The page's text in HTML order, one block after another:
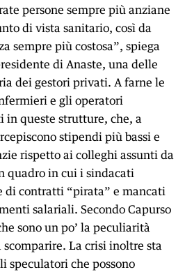
persone sempre più anziane
di vista sanitario, così da
sempre più costosa”, spiega
di Anaste, una delle
dei gestori privati. A farne le
e gli operatori
in queste strutture, che, a
stipendi più bassi e
rispetto ai colleghi assunti da
quadro in cui i sindacati
di contratti “pirata” e mancati
salariali. Secondo Capurso
sono un po’ la peculiarità
La crisi inoltre sta
speculatori che possono